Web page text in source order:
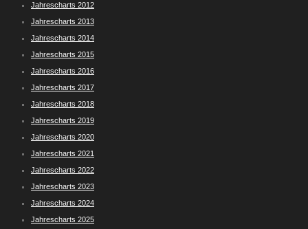
Jahrescharts 2012
Jahrescharts 2013
Jahrescharts 2014
Jahrescharts 2015
Jahrescharts 2016
Jahrescharts 2017
Jahrescharts 2018
Jahrescharts 2019
Jahrescharts 2020
Jahrescharts 2021
Jahrescharts 2022
Jahrescharts 2023
Jahrescharts 2024
Jahrescharts 2025